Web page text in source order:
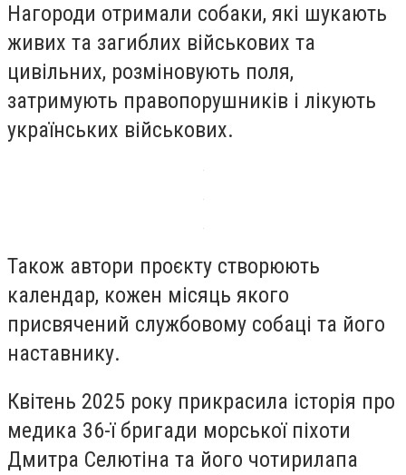
Нагороди отримали собаки, які шукають
живих та загиблих військових та
цивільних, розміновують поля,
затримують правопорушників і лікують
українських військових.
Також автори проєкту створюють
календар, кожен місяць якого
присвячений службовому собаці та його
наставнику.
Квітень 2025 року прикрасила історія про
медика 36-ї бригади морської піхоти
Дмитра Селютіна та його чотирилапа